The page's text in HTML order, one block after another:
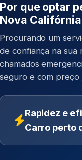
Por que optar
Nova
Procurando um
de confiança na sua
chamados
seguro e com preço
Rapidez e
Carro perto